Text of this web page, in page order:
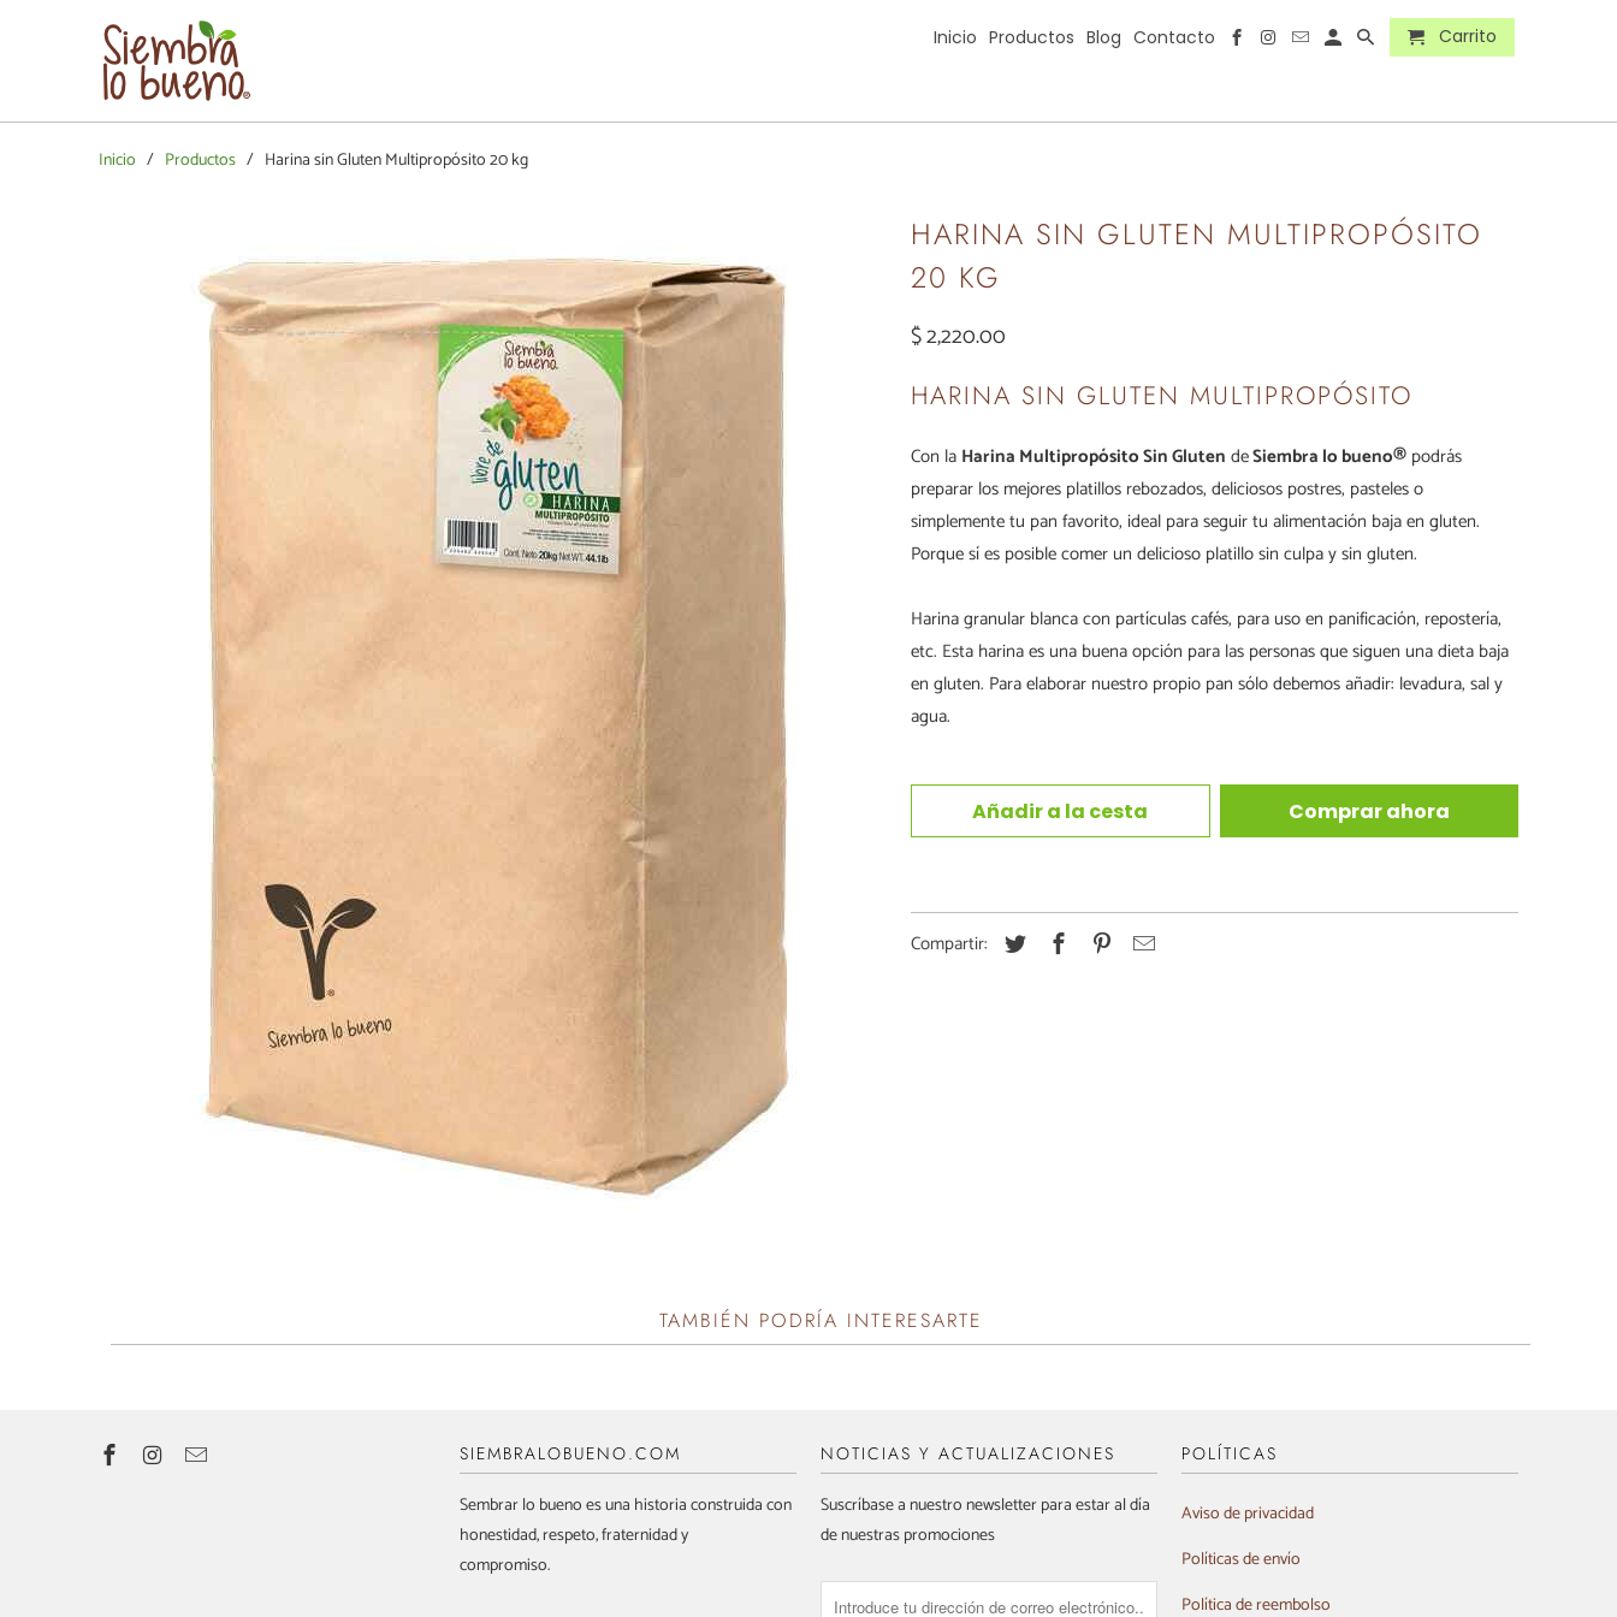
Inicio / Productos / Harina sin Gluten Multipropósito 20 kg
HARINA SIN GLUTEN MULTIPROPÓSITO
20 KG
$ 2,220.00
HARINA SIN GLUTEN MULTIPROPÓSITO
Con la Harina Multipropósito Sin Gluten deSiembra lo bueno® podrás
preparar los mejores platillos rebozados, deliciosos postres, pasteles o
simplemente tu pan favorito, ideal para seguir tu alimentación baja en gluten.
Porque sí es posible comer un delicioso platillo sin culpa y sin gluten.
Harina granular blanca con partículas cafés, para uso en panificación, repostería,
etc. Esta harina es una buena opción para las personas que siguen una dieta baja
en gluten. Para elaborar nuestro propio pan sólo debemos añadir: levadura, sal y
agua.
Añadir a la cesta Comprar ahora
Compartir:
TAMBIÉN PODRÍA INTERESARTE
SIEMBRALOBUENO.COM
Sembrar lo bueno es una historia construida con
honestidad, respeto, fraternidad y
compromiso.
NOTICIAS Y ACTUALIZACIONES
Suscríbase a nuestro newsletter para estar al día
de nuestras promociones
POLÍTICAS
Aviso de privacidad
Políticas de envío
Política de reembolso
Inicio Productos Blog Contacto Carrito